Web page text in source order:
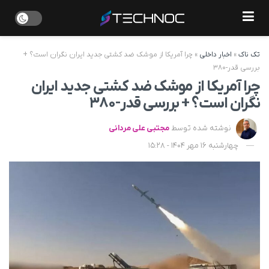
تک ناک» اخبار داخلی » چرا آمریکا از موشک ضد کشتی جدید ایران نگران است؟ +
بررسی قدر-۳۸۰
چرا آمریکا از موشک ضد کشتی جدید ایران
نگران است؟ + بررسی قدر-۳۸۰
نوشته شده توسط مجتبی علی مردانی
چهارشنبه 16 مهر 1404 - 15:28